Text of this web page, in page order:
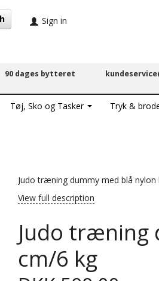
Sign in
90 dages bytteret
Tøj, Sko og Tasker
Tryk &
Judo træning dummy med blå
View full description
Judo træning
cm/6 kg